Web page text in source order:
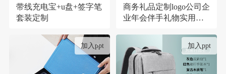
带线充电宝+u盘+签字笔
套装定制
商务礼品定制logo公司企
业年会伴手礼物实用高
加入ppt 加入ppt